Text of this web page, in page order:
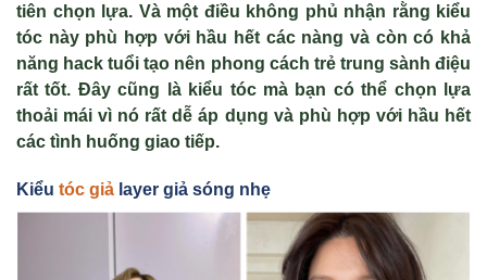
tiên chọn lựa. Và một điều không phủ nhận rằng kiểu
tóc này phù hợp với hầu hết các nàng và còn có khả
năng hack tuổi tạo nên phong cách trẻ trung sành điệu
rất tốt. Đây cũng là kiểu tóc mà bạn có thể chọn lựa
thoải mái vì nó rất dễ áp dụng và phù hợp với hầu hết
các tình huống giao tiếp.
Kiểu tóc giả layer giả sóng nhẹ